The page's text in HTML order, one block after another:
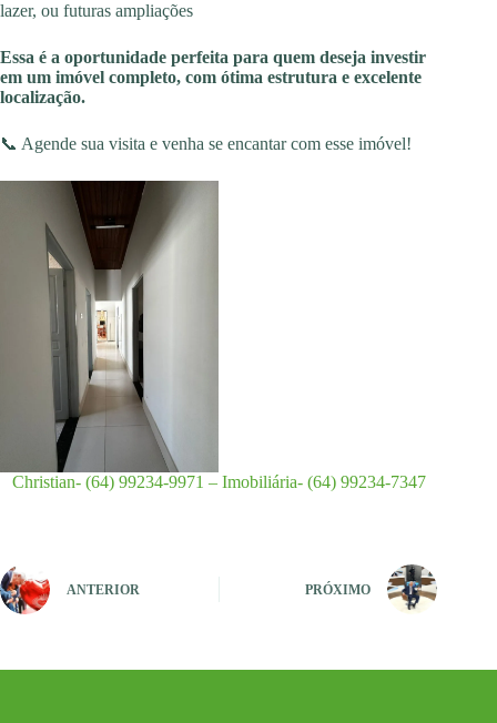
lazer, ou futuras ampliações
Essa é a oportunidade perfeita para quem deseja investir
em um imóvel completo, com ótima estrutura e excelente
localização.
📞 Agende sua visita e venha se encantar com esse imóvel!
Christian- (64) 99234-9971 – Imobiliária- (64) 99234-7347
ANTERIOR PRÓXIMO